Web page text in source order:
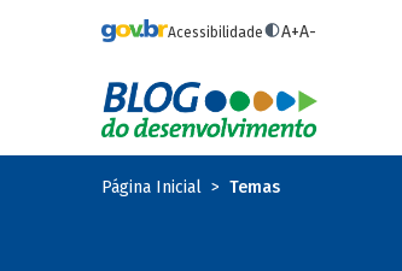
Acessibilidade A+A-
Página Inicial Temas